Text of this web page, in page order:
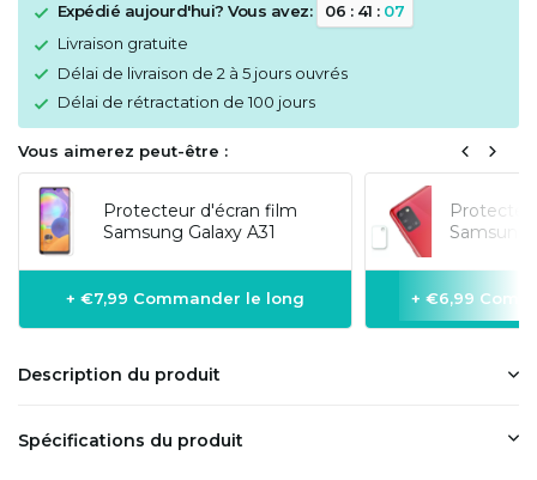
Expédié aujourd'hui? Vous avez: 06 : 41 : 07
Livraison gratuite
Délai de livraison de 2 à 5 jours ouvrés
Délai de rétractation de 100 jours
Vous aimerez peut-être :
Protecteur d'écran film
Samsung Galaxy A31
+ €7,99 Commander le long
Samsung
+ €6,99
Description du produit
Spécifications du produit